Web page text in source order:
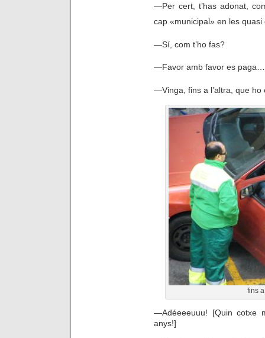
—Per cert, t’has adonat,
cap «municipal» en les
—Sí, com t’ho fas?
—Favor amb favor es paga…
—Vinga, fins a l’altra, que
fins
—Adéeeeuuu! [Quin cotxe
anys!]